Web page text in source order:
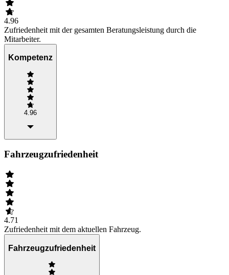
4.96
Zufriedenheit mit der gesamten Beratungsleistung durch die
Mitarbeiter.
Kompetenz
4.96
Fahrzeugzufriedenheit
4.71
Zufriedenheit mit dem aktuellen Fahrzeug.
Fahrzeugzufriedenheit